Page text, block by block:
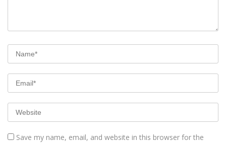
Save my name, email, and website in this browser for the